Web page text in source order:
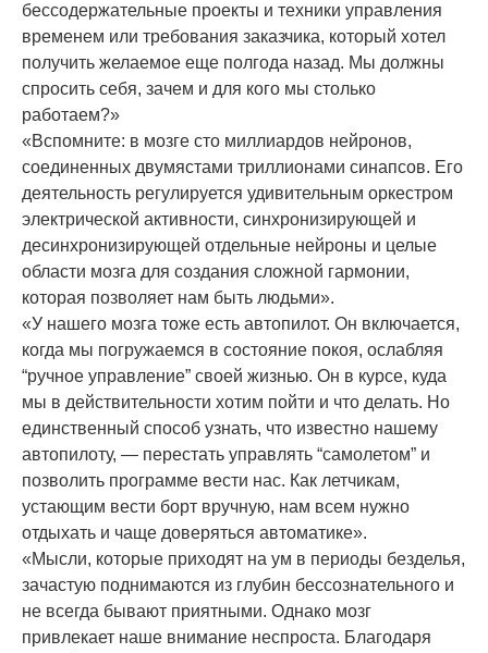
бессодержательные проекты и техники управления
временем или требования заказчика, который хотел
получить желаемое еще полгода назад. Мы должны
спросить себя, зачем и для кого мы столько
работаем?»
«Вспомните: в мозге сто миллиардов нейронов,
соединенных двумястами триллионами синапсов. Его
деятельность регулируется удивительным оркестром
электрической активности, синхронизирующей и
десинхронизирующей отдельные нейроны и целые
области мозга для создания сложной гармонии,
которая позволяет нам быть людьми».
«У нашего мозга тоже есть автопилот. Он включается,
когда мы погружаемся в состояние покоя, ослабляя
“ручное управление” своей жизнью. Он в курсе, куда
мы в действительности хотим пойти и что делать. Но
единственный способ узнать, что известно нашему
автопилоту, — перестать управлять “самолетом” и
позволить программе вести нас. Как летчикам,
устающим вести борт вручную, нам всем нужно
отдыхать и чаще доверяться автоматике».
«Мысли, которые приходят на ум в периоды безделья,
зачастую поднимаются из глубин бессознательного и
не всегда бывают приятными. Однако мозг
привлекает наше внимание неспроста. Благодаря